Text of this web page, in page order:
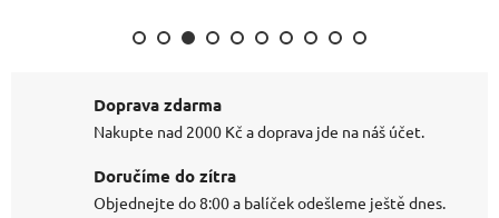
Doprava zdarma
Nakupte nad 2000 Kč a doprava jde na náš účet.
Doručíme do zítra
Objednejte do 8:00 a balíček odešleme ještě dnes.